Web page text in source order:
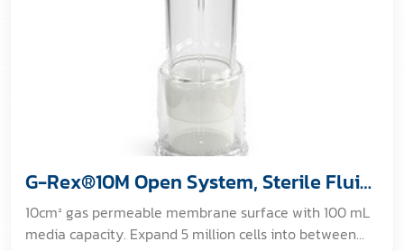
G-Rex®10M Open System, Sterile Fluid
Path
10cm² gas permeable membrane surface with 100 mL
media capacity. Expand 5 million cells into between